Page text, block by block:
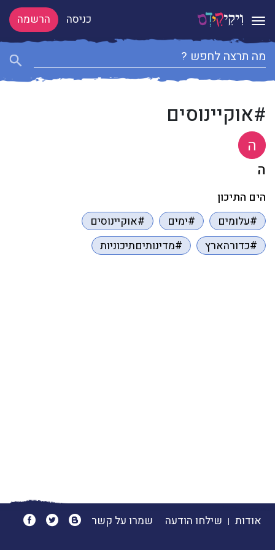
Toggle navigation כניסה הרשמה
#אוקיינוסים
ה
ה
הים התיכון
#עלומים
#ימים
#אוקיינוסים
#כדורהארץ
#מדינותיםתיכוניות
אודות שילחו הודעה שמרו על קשר